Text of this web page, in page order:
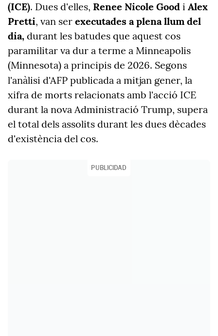
(ICE). Dues d'elles, Renee Nicole Good i Alex
Pretti, van ser executades a plena llum del
dia, durant les batudes que aquest cos
paramilitar va dur a terme a Minneapolis
(Minnesota) a principis de 2026. Segons
l'anàlisi d'AFP publicada a mitjan gener, la
xifra de morts relacionats amb l'acció ICE
durant la nova Administració Trump, supera
el total dels assolits durant les dues dècades
d'existència del cos.
PUBLICIDAD